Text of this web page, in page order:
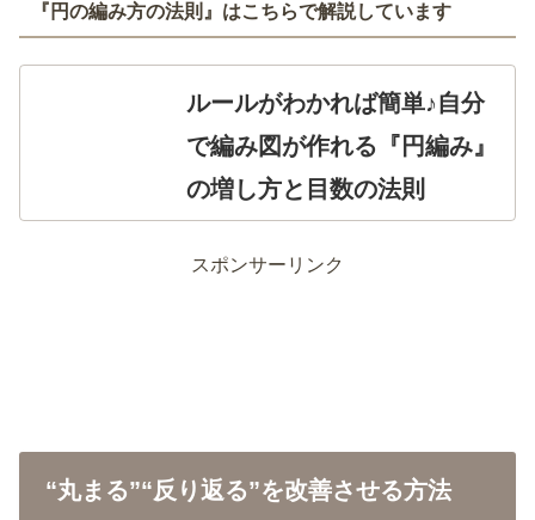
『円の編み方の法則』はこちらで解説しています
ルールがわかれば簡単♪自分
で編み図が作れる『円編み』
の増し方と目数の法則
スポンサーリンク
“丸まる”“反り返る”を改善させる方法